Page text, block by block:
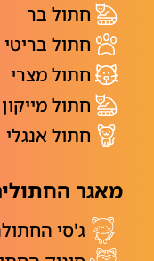
חתול בר
חתול
חתול מצרי
חתול מייקון
חתול אנגלי
מאגר
ג'סי